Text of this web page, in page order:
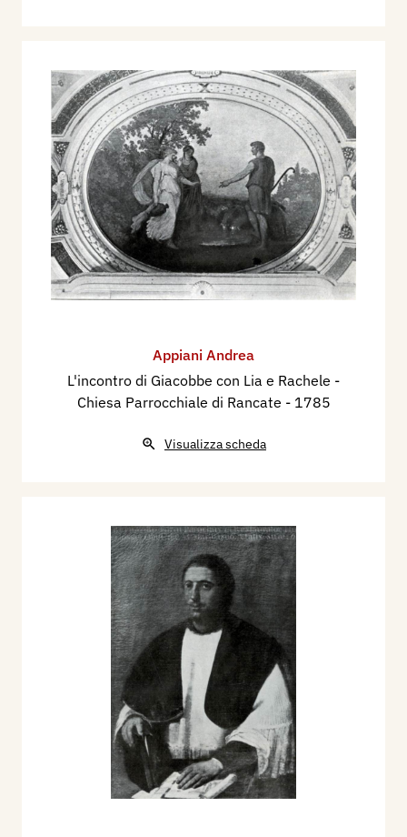
Appiani Andrea
L'incontro di Giacobbe con Lia e Rachele -
Chiesa Parrocchiale di Rancate - 1785
Visualizza scheda